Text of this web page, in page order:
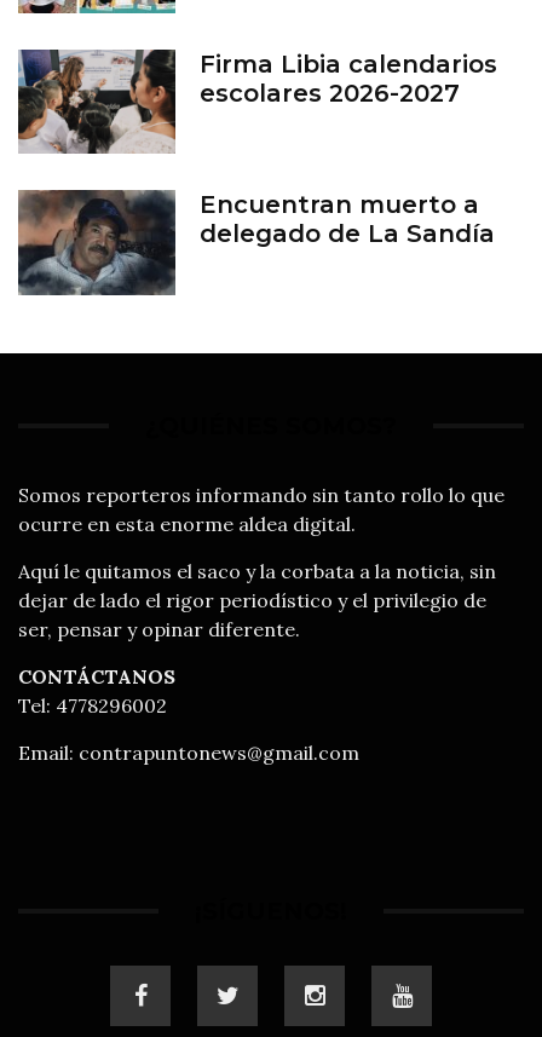
Firma Libia calendarios
escolares 2026-2027
Encuentran muerto a
delegado de La Sandía
Somos reporteros informando sin tanto rollo lo que
ocurre en esta enorme aldea digital.
Aquí le quitamos el saco y la corbata a la noticia, sin
dejar de lado el rigor periodístico y el privilegio de
ser, pensar y opinar diferente.
CONTÁCTANOS
Tel: 4778296002
Email: contrapuntonews@gmail.com